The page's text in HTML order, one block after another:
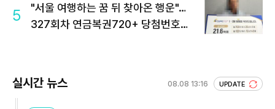
5
"서울 여행하는 꿈 뒤 찾아온 행운"…
327회차 연금복권720+ 당첨번호조
실시간 뉴스 08.08 13:16 UPDATE